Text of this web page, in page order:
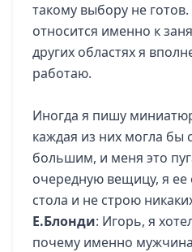
такому выбору не
относится именно к
других областях я
работаю.
Иногда я пишу
каждая из них могла бы
большим, и меня это
очередную вещицу, я
стола и не строю
Е.Блонди: Игорь, я
почему именно